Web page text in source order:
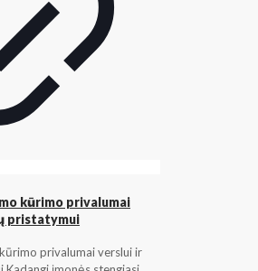
kūrimo privalumai
pristatymui
privalumai verslui ir